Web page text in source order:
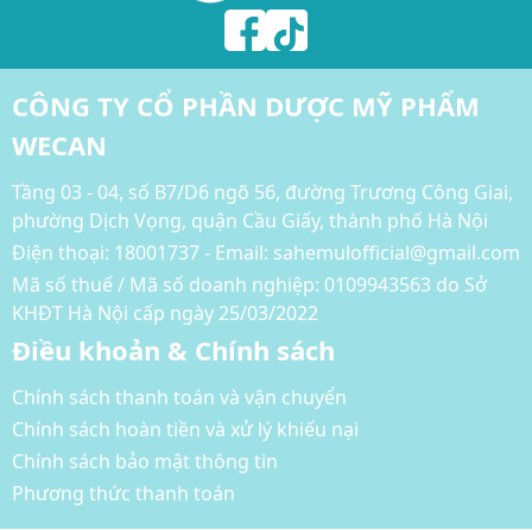
CÔNG TY CỔ PHẦN DƯỢC MỸ PHẨM
WECAN
Tầng 03 - 04, số B7/D6 ngõ 56, đường Trương Công Giai,
phường Dịch Vọng, quận Cầu Giấy, thành phố Hà Nội
Điện thoại: 18001737 - Email: sahemulofficial@gmail.com
Mã số thuế / Mã số doanh nghiệp: 0109943563 do Sở
KHĐT Hà Nội cấp ngày 25/03/2022
Điều khoản & Chính sách
Chính sách thanh toán và vận chuyển
Chính sách hoàn tiền và xử lý khiếu nại
Chính sách bảo mật thông tin
Phương thức thanh toán